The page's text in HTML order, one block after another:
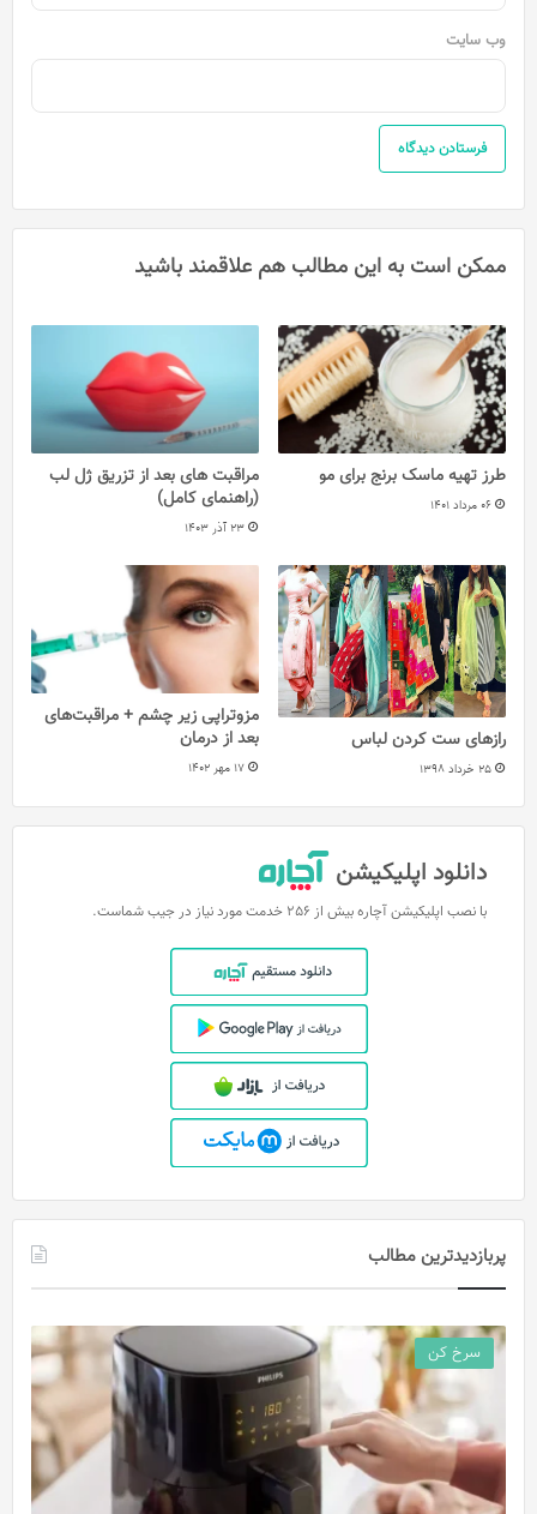
وب‌ سایت
ممکن است به این مطالب هم علاقمند باشید
طرز تهیه ماسک برنج برای مو
06 مرداد 1401
مراقبت های بعد از تزریق ژل لب
(راهنمای کامل)
23 آذر 1403
رازهای ست کردن لباس
25 خرداد 1398
مزوتراپی زیر چشم + مراقبت‌های
بعد از درمان
17 مهر 1402
دانلود اپلیکیشن
با نصب اپلیکیشن آچاره بیش از 256 خدمت مورد نیاز در جیب شماست.
پربازدیدترین مطالب
سرخ کن